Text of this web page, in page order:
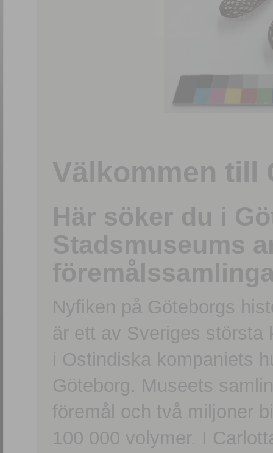
Välkommen till
Här söker du i
Stadsmuseums
Nyfiken på Göteborgs
är ett av Sveriges största
i Ostindiska kompaniets
Göteborg. Museets
föremål och två miljoner
100 000 volymer. I